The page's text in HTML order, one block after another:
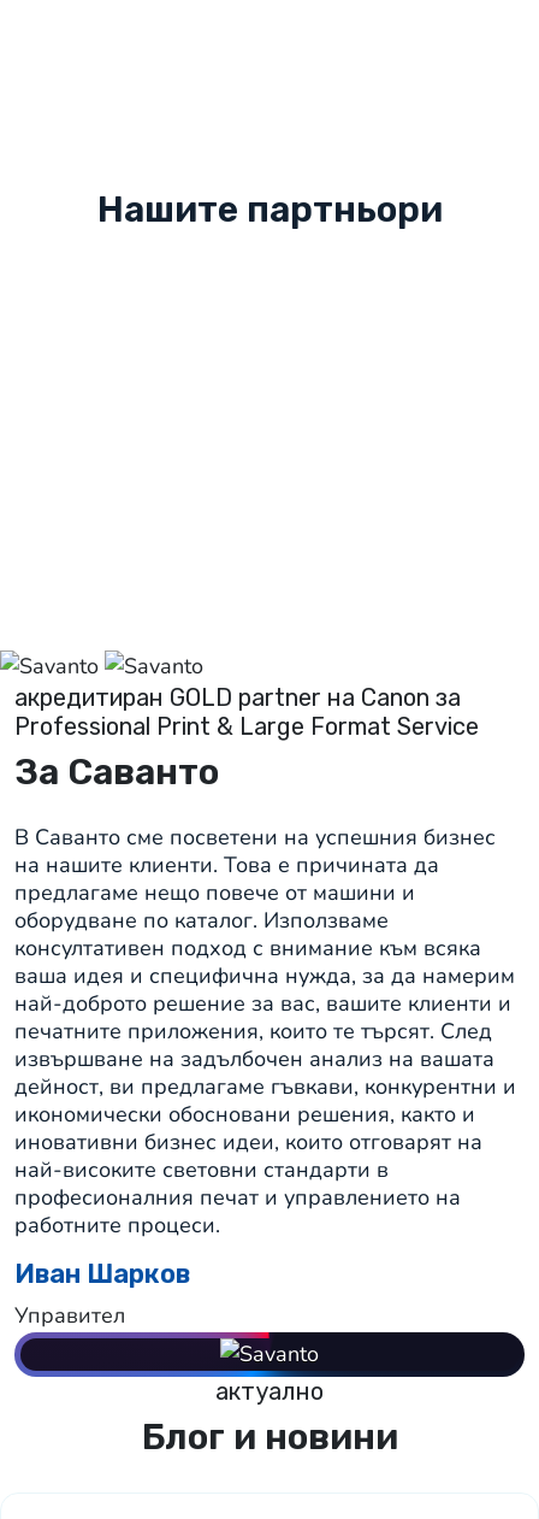
Нашите партньори
акредитиран GOLD partner на Canon за
Professional Print & Large Format Service
За Саванто
В Саванто сме посветени на успешния бизнес
на нашите клиенти. Това е причината да
предлагаме нещо повече от машини и
оборудване по каталог. Използваме
консултативен подход с внимание към всяка
ваша идея и специфична нужда, за да намерим
най-доброто решение за вас, вашите клиенти и
печатните приложения, които те търсят. След
извършване на задълбочен анализ на вашата
дейност, ви предлагаме гъвкави, конкурентни и
икономически обосновани решения, както и
иновативни бизнес идеи, които отговарят на
най-високите световни стандарти в
професионалния печат и управлението на
работните процеси.
Иван Шарков
Управител
актуално
Блог и новини